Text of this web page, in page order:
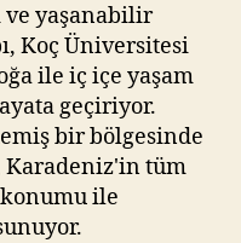
ve yaşanabilir
Koç Üniversitesi
ile iç içe yaşam
geçiriyor.
bir bölgesinde
Karadeniz'in tüm
ile